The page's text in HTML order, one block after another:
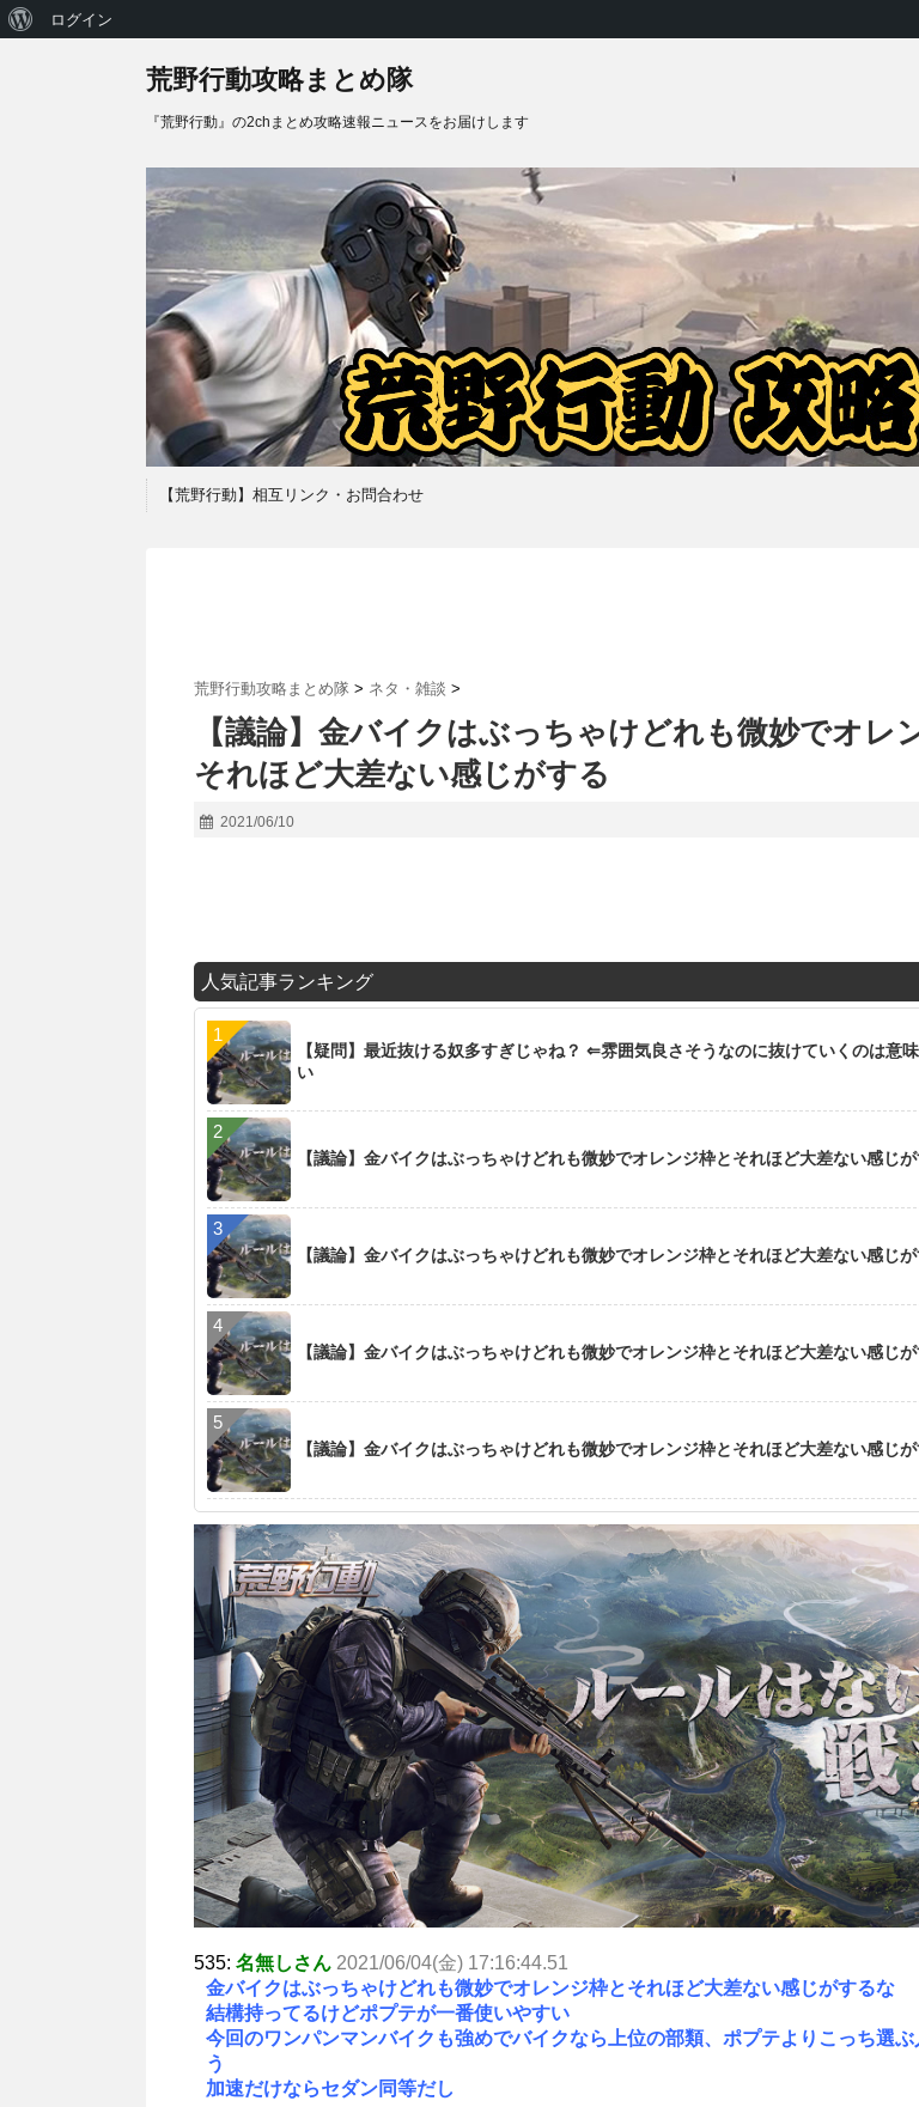
荒野行動攻略まとめ隊
『荒野行動』の2chまとめ攻略速報ニュースをお届けします
【荒野行動】相互リンク・お問合わせ
荒野行動攻略まとめ隊 > ネタ・雑談 >
【議論】金バイクはぶっちゃけどれも微妙でオレ
それほど大差ない感じがする
2021/06/10
人気記事ランキング
【疑問】最近抜ける奴多すぎじゃね？ ⇐雰囲気良さそうなのに抜けていくのは意
い
【議論】金バイクはぶっちゃけどれも微妙でオレンジ枠とそれほど大差ない感じ
【議論】金バイクはぶっちゃけどれも微妙でオレンジ枠とそれほど大差ない感じ
【議論】金バイクはぶっちゃけどれも微妙でオレンジ枠とそれほど大差ない感じ
【議論】金バイクはぶっちゃけどれも微妙でオレンジ枠とそれほど大差ない感じ
535: 名無しさん 2021/06/04(金) 17:16:44.51
金バイクはぶっちゃけどれも微妙でオレンジ枠とそれほど大差ない感じがするな
結構持ってるけどポプテが一番使いやすい
今回のワンパンマンバイクも強めでバイクなら上位の部類、ポプテよりこっち選ぶ
う
加速だけならセダン同等だし
WordPress
ログイン